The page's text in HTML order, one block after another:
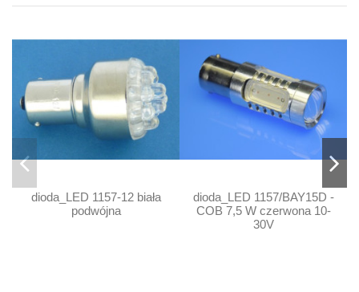
dioda_LED 1157-12 biała
podwójna
dioda_LED 1157/BAY15D -
COB 7,5 W czerwona 10-
30V